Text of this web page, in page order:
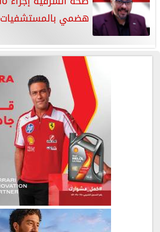
هضمي بالمستشفيات